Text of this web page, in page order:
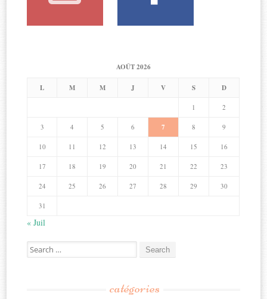
AOÛT 2026
L M M J V S D
1 2
3 4 5 6 7 8 9
10 11 12 13 14 15 16
17 18 19 20 21 22 23
24 25 26 27 28 29 30
31
« Juil
Search
for:
catégories